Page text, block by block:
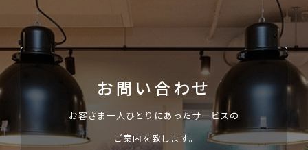
お問い合わせ
お客さま一人ひとりにあったサービスの
ご案内を致します。